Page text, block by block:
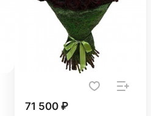
71 500 ₽